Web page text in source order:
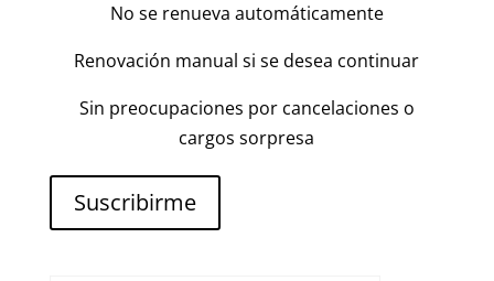
No se renueva automáticamente
Renovación manual si se desea continuar
Sin preocupaciones por cancelaciones o
cargos sorpresa
Suscribirme